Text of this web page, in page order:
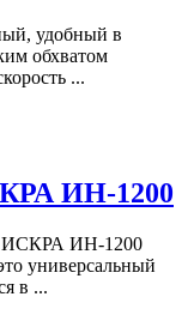
удобный в
обхватом
...
ИН-1200
ИСКРА ИН-1200
универсальный
в ...